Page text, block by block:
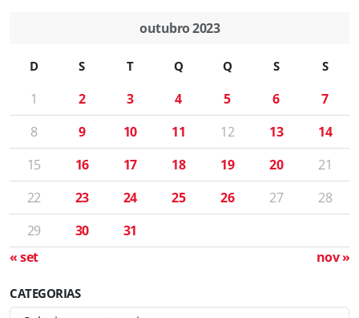
outubro 2023
D S T Q Q S S
1 2 3 4 5 6
7
8
9 10 11 12 13
14
15
16 17 18 19 20
21
22
23 24 25 26 27
28
29
30
31
« set
nov »
CATEGORIAS